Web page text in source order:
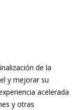
de la
y mejorar su
acelerada
y otras